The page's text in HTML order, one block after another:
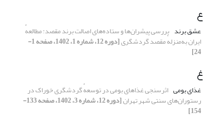
ع
عشق برند بررسی پیشران‌ها و ستاده‌های اصالت برند مقصد: مطالعهٔ
ایران به‌منزلهٔ مقصد گردشگری [دوره 12، شماره 1، 1402، صفحه 1-
24]
غ
غذای بومی اثرسنجی غذاهای بومی در توسعهٔ گردشگری خوراک در
رستوران‌های سنتی شهر تهران [دوره 12، شماره 3، 1402، صفحه 133-
154]